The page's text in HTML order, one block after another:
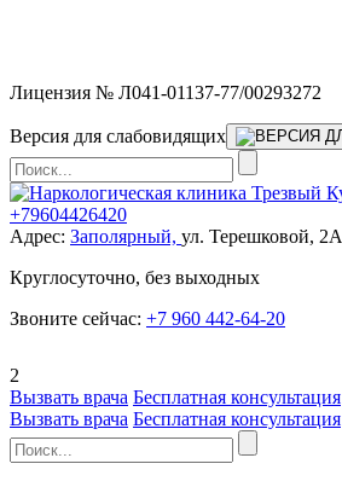
Лицензия № Л041-01137-77/00293272
Версия для слабовидящих
+79604426420
Адрес: Заполярный, ул. Терешковой, 2А
Круглосуточно, без выходных
Звоните сейчас: +7 960 442-64-20
2
Вызвать врача Бесплатная консультация
Вызвать врача Бесплатная консультация